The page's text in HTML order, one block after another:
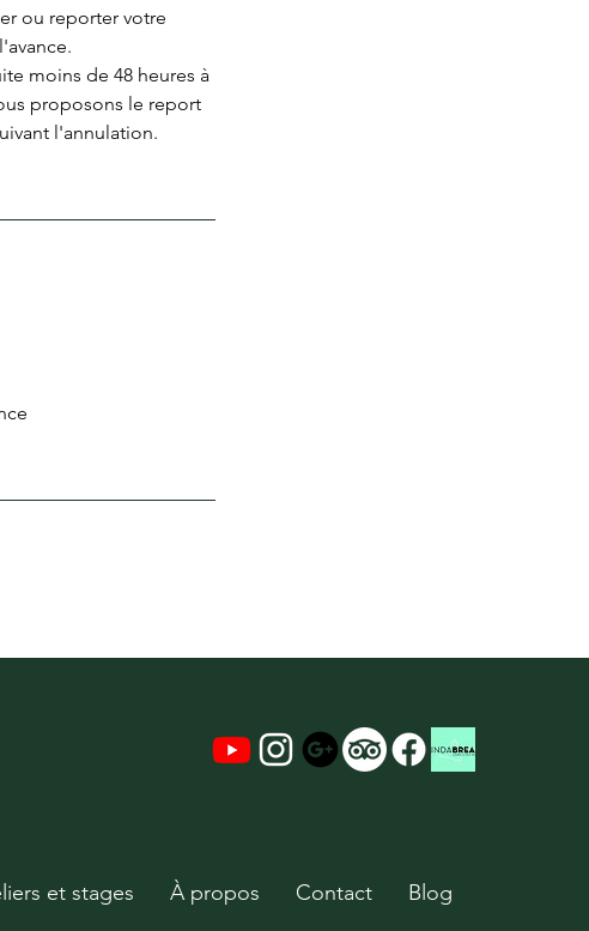
ou reporter votre
moins de 48 heures à
proposons le report
l'annulation.
et stages À propos Contact Blog